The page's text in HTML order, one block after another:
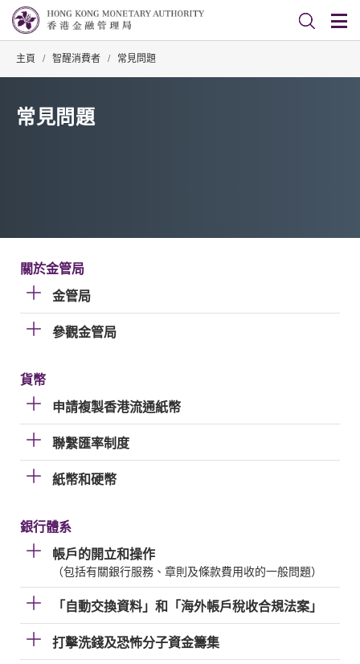
主頁 / 智醒消費者 / 常見問題
常見問題
關於金管局
金管局
參觀金管局
貨幣
申請複製香港流通紙幣
聯繫匯率制度
紙幣和硬幣
銀行體系
帳戶的開立和操作
（包括有關銀行服務、章則及條款費用收的一般問題）
「自動交換資料」和「海外帳戶稅收合規法案」
打擊洗錢及恐怖分子資金籌集